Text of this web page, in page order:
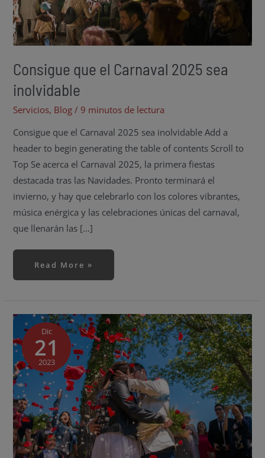
Consigue que el Carnaval 2025 sea
inolvidable
Servicios, Blog / 9 minutos de lectura
Consigue que el Carnaval 2025 sea inolvidable Add a
header to begin generating the table of contents Scroll to
Top Se acerca el Carnaval 2025, la primera fiestas
destacada tras las Navidades. Pronto terminará el
invierno, y hay que celebrarlo con los colores vibrantes,
música enérgica y las celebraciones únicas del carnaval,
que llenarán las […]
Read More »
Dic
21
2023
Temporada
de
Bodas
2024